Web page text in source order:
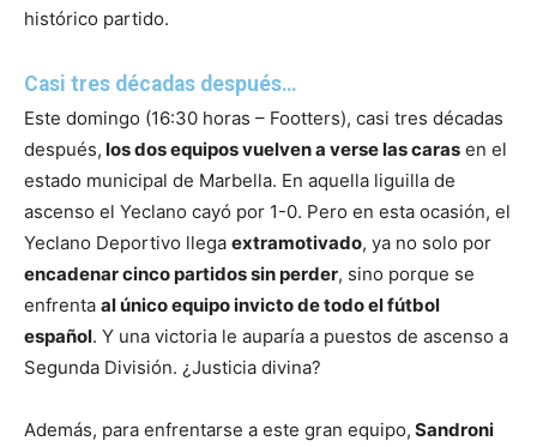
histórico partido.
Casi tres décadas después…
Este domingo (16:30 horas – Footters), casi tres décadas
después, los dos equipos vuelven a verse las caras en el
estado municipal de Marbella. En aquella liguilla de
ascenso el Yeclano cayó por 1-0. Pero en esta ocasión, el
Yeclano Deportivo llega extramotivado, ya no solo por
encadenar cinco partidos sin perder, sino porque se
enfrenta al único equipo invicto de todo el fútbol
español. Y una victoria le auparía a puestos de ascenso a
Segunda División. ¿Justicia divina?
Además, para enfrentarse a este gran equipo, Sandroni